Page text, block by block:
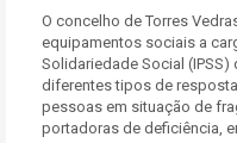
O concelho de Torres
equipamentos sociais a
Solidariedade Social
diferentes tipos de
pessoas em situação de
portadoras de deficiência,